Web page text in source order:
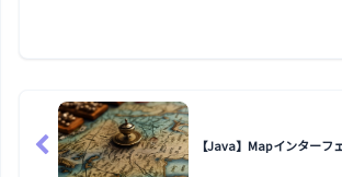
【Java】Mapインターフ